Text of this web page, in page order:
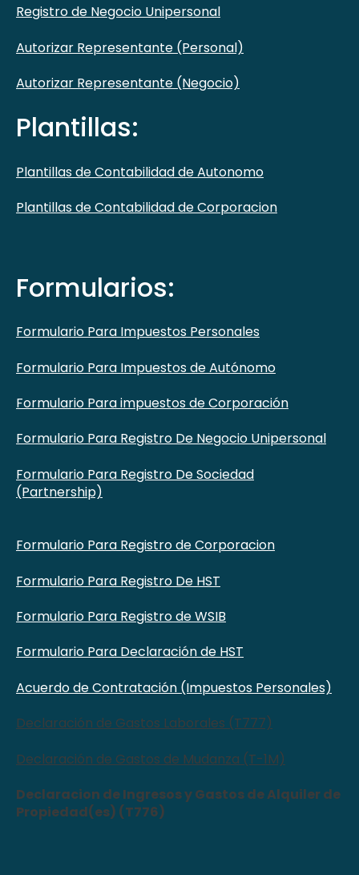
Registro de Negocio Unipersonal
Autorizar Representante (Personal)
Autorizar Representante (Negocio)
Plantillas:
Plantillas de Contabilidad de Autonomo
Plantillas de Contabilidad de Corporacion
Formularios:
Formulario Para Impuestos Personales
Formulario Para Impuestos de Autónomo
Formulario Para impuestos de Corporación
Formulario Para Registro De Negocio Unipersonal
Formulario Para Registro De Sociedad
(Partnership)
Formulario Para Registro de Corporacion
Formulario Para Registro De HST
Formulario Para Registro de WSIB
Formulario Para Declaración de HST
Acuerdo de Contratación (Impuestos Personales)
Declaración de Gastos Laborales (T777)
Declaración de Gastos de Mudanza (T-1M)
Declaracion de Ingresos y Gastos de Alquiler de
Propiedad(es) (T776)